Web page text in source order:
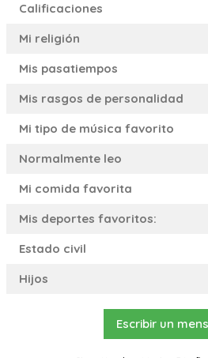
Calificaciones
Mi religión
Mis pasatiempos
Mis rasgos de personalidad
Mi tipo de música favorito
Normalmente leo
Mi comida favorita
Mis deportes favoritos:
Estado civil
Hijos
Escribir un